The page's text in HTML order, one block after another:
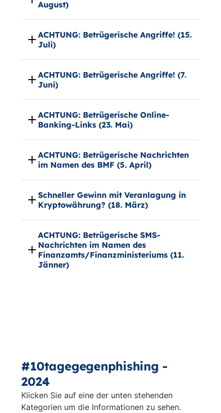
August)
ACHTUNG: Betrügerische Angriffe! (15.
Juli)
ACHTUNG: Betrügerische Angriffe! (7.
Juni)
ACHTUNG: Betrügerische Online-
Banking-Links (23. Mai)
ACHTUNG: Betrügerische Nachrichten
im Namen des BMF (5. April)
Schneller Gewinn mit Veranlagung in
Kryptowährung? (18. März)
ACHTUNG: Betrügerische SMS-
Nachrichten im Namen des
Finanzamts/Finanzministeriums (11.
Jänner)
#10tagegegenphishing -
2024
Klicken Sie auf eine der unten stehenden
Kategorien um die Informationen zu sehen.